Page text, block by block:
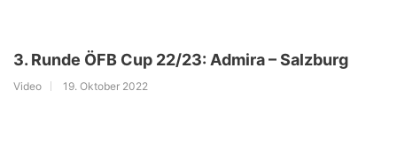
3. Runde ÖFB Cup 22/23: Admira – Salzburg
Video 19. Oktober 2022